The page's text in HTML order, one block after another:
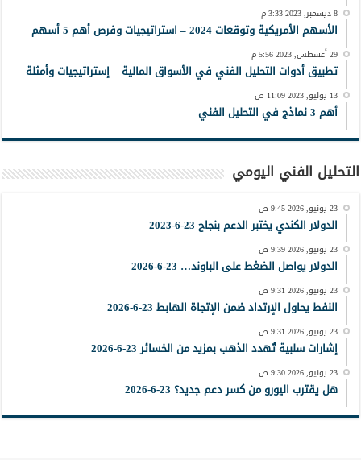
8 ديسمبر, 2023 3:33 م
الأسهم الأمريكية وتوقعات 2024 – استراتيجيات وفرص أهم 5 أسهم
29 أغسطس, 2023 5:56 م
تطبيق أدوات التحليل الفني في الأسواق المالية – إستراتيجيات وأمثلة
13 يوليو, 2023 11:09 ص
أهم 3 نماذج في التحليل الفني
التحليل الفني اليومي
23 يونيو, 2026 9:45 ص
الدولار الكندي يختبر الدعم بنجاح 23-6-2023
23 يونيو, 2026 9:39 ص
الدولار يواصل الضغط على الباوند… 23-6-2026
23 يونيو, 2026 9:31 ص
النفط يحاول الإرتداد ضمن الإتجاة الهابط 23-6-2026
23 يونيو, 2026 9:31 ص
إشارات سلبية تُهدد الذهب بمزيد من الخسائر 23-6-2026
23 يونيو, 2026 9:30 ص
هل يقترب اليورو من كسر دعم جديد؟ 23-6-2026